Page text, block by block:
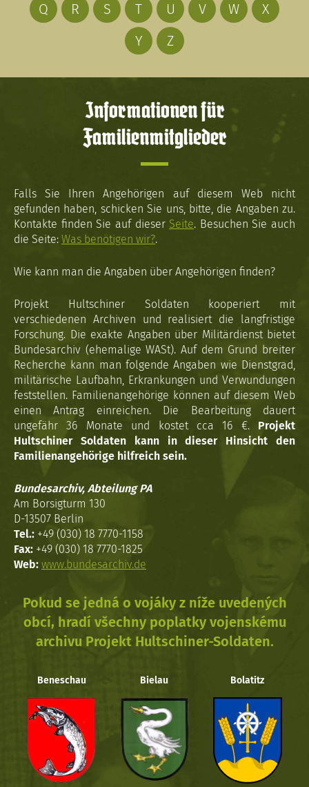
Q
R S T U V W
X
Y
Z
Informationen für
Familienmitglieder
Falls Sie Ihren Angehörigen auf diesem Web nicht
gefunden haben, schicken Sie uns, bitte, die Angaben zu.
Kontakte finden Sie auf dieser Seite. Besuchen Sie auch
die Seite: Was benötigen wir?.
Wie kann man die Angaben über Angehörigen finden?
Projekt Hultschiner Soldaten kooperiert mit
verschiedenen Archiven und realisiert die langfristige
Forschung. Die exakte Angaben über Militärdienst bietet
Bundesarchiv (ehemalige WASt). Auf dem Grund breiter
Recherche kann man folgende Angaben wie Dienstgrad,
militärische Laufbahn, Erkrankungen und Verwundungen
feststellen. Familienangehörige können auf diesem Web
einen Antrag einreichen. Die Bearbeitung dauert
ungefähr 36 Monate und kostet cca 16 €. Projekt
Hultschiner Soldaten kann in dieser Hinsicht den
Familienangehörige hilfreich sein.
Bundesarchiv, Abteilung PA
Am Borsigturm 130
D-13507 Berlin
Tel.: +49 (030) 18 7770-1158
Fax: +49 (030) 18 7770-1825
Web: www.bundesarchiv.de
Pokud se jedná o vojáky z níže uvedených
obcí, hradí všechny poplatky vojenskému
archivu Projekt Hultschiner-Soldaten.
Beneschau Bielau Bolatitz